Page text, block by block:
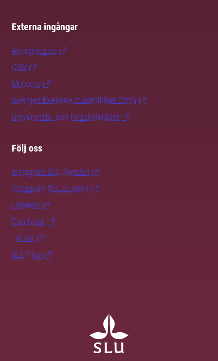
Externa ingångar
Antagning.se
CSN
Mecenat
Sveriges förenade studentkårer (SFS)
Universitets- och högskolerådet
Följ oss
Instagram SLU.Sweden
Instagram SLU.student
LinkedIn
Facebook
TikTok
SLU Play